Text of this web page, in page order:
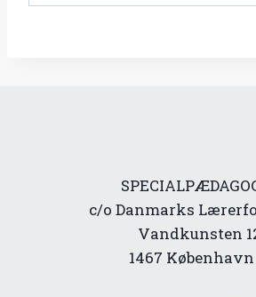
c/o Danmarks
Vandkunsten
1467